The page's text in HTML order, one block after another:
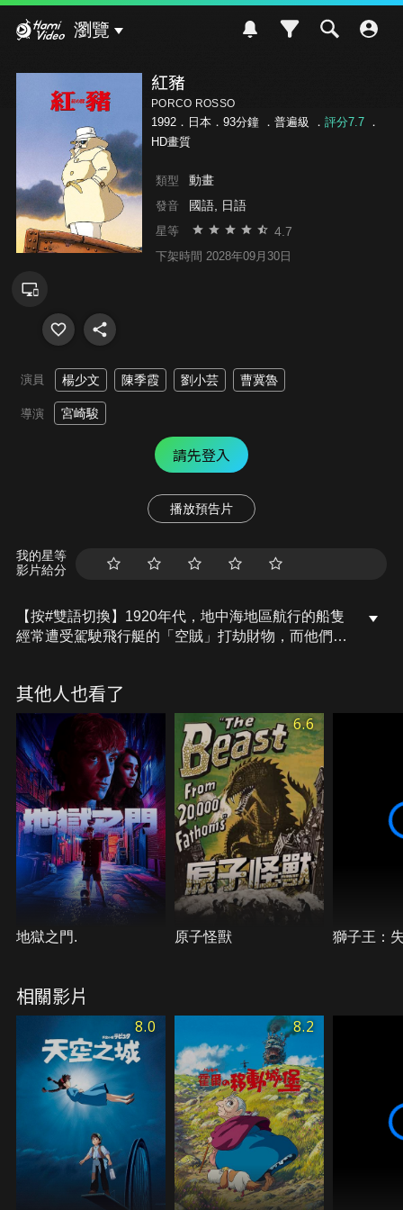
瀏覽
紅豬
PORCO ROSSO
1992．日本．93分鐘 ． 普遍級 ． 評分7.7．
HD畫質
類型 動畫
發音 國語, 日語
星等 4.7
下架時間 2028年09月30日
演員 楊少文 陳季霞 劉小芸 曹冀魯
導演 宮崎駿
請先登入
播放預告片
我的星等
影片給分
【按#雙語切換】1920年代，地中海地區航行的船隻
經常遭受駕駛飛行艇的「空賊」打劫財物，而他們的
魔法變成豬的男人，大家都稱他為「紅豬」。由於
「空賊」中的曼馬由特隊被波魯克打得抱頭鼠竄、顏
面盡失，因此決定找來美國的飛行好手對付波魯克，
倆人最後將進行 一場以榮耀、女人和金錢為賭注的空
中對決…。以動畫大師宮崎駿最喜愛的天空做為故事
進行的舞台，加上蔚藍地中海上空令人目不暇給的飛
行艇追逐、深具傳奇色彩的人物描繪，「紅豬」是您
珍藏宮崎駿動畫不容錯過的經典之作！
其他人也看了
地獄之門.
6.6
原子怪獸 獅子王：
相關影片
8.0 8.2